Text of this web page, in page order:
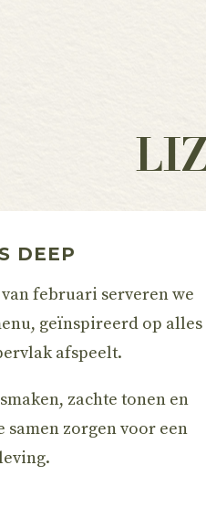
DEEP
februari serveren we
geïnspireerd op alles
afspeelt.
zachte tonen en
zorgen voor een